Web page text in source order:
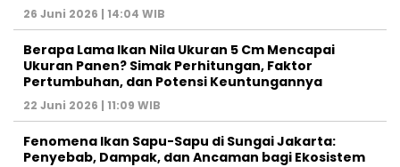
26 Juni 2026 | 14:04 WIB
Berapa Lama Ikan Nila Ukuran 5 Cm Mencapai
Ukuran Panen? Simak Perhitungan, Faktor
Pertumbuhan, dan Potensi Keuntungannya
22 Juni 2026 | 11:09 WIB
Fenomena Ikan Sapu-Sapu di Sungai Jakarta:
Penyebab, Dampak, dan Ancaman bagi Ekosistem